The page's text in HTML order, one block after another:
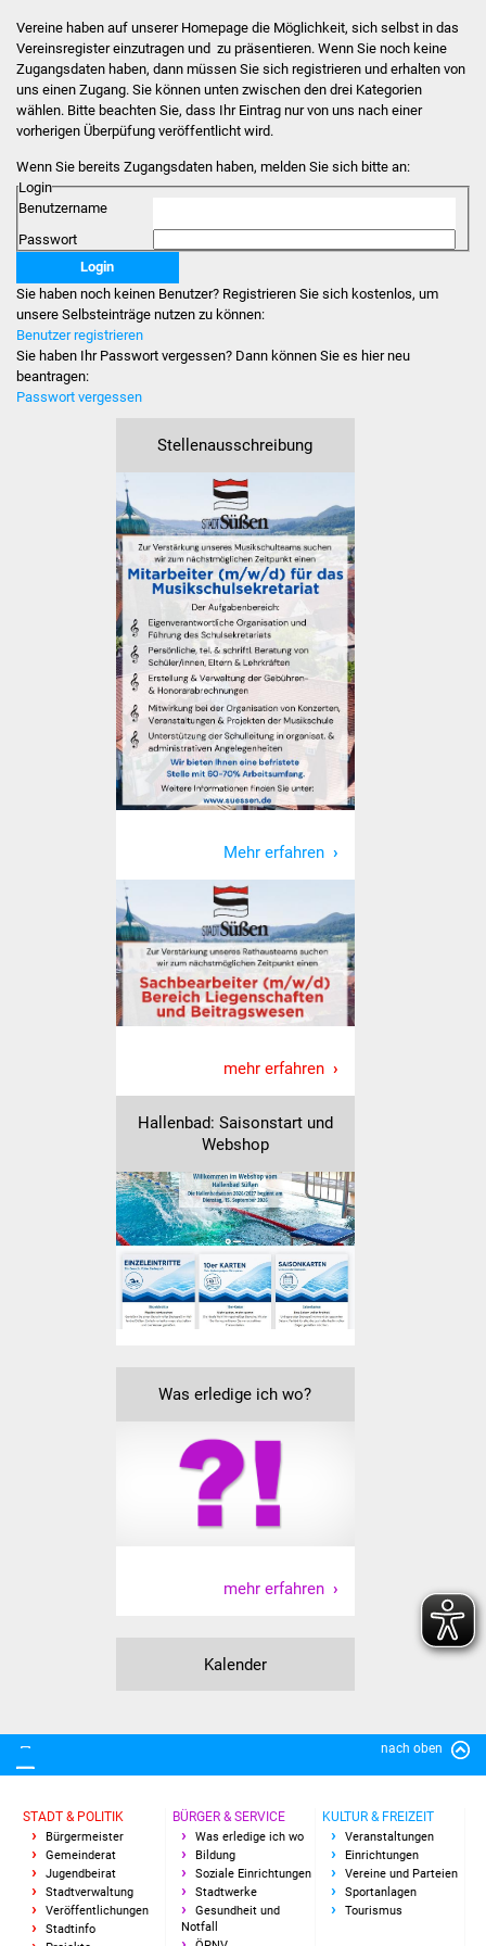
Stadtverwaltung
Ansprechpartner
Kontakt
Veröffentlichungen
Ortsrecht
Wahlen
Stadtinfo
Jubiläumsjahr 2021
Partnerstädte
Projekte
Schulentwicklung Bizet
Sanierung Hallenbad
Sanierung Bizethalle
Ortsentwicklung
Presse
Bürger & Service
Was erledige ich wo
Dienstleistungen
Lebenslagen
Bürgerinfos
Bildung
Schulen
Volkshochschule
Soziale Einrichtungen
Jugendhaus
Kinder- und
Suenergie
Vereine haben auf unserer Homepage die Möglichkeit, sich selbst in das
Vereinsregister einzutragen und zu präsentieren. Wenn Sie noch keine
Zugangsdaten haben, dann müssen Sie sich registrieren und erhalten von
uns einen Zugang. Sie können unten zwischen den drei Kategorien
wählen. Bitte beachten Sie, dass Ihr Eintrag nur von uns nach einer
vorherigen Überpüfung veröffentlicht wird.
Wenn Sie bereits Zugangsdaten haben, melden Sie sich bitte an:
Login
Benutzername
Passwort
Sie haben noch keinen Benutzer? Registrieren Sie sich kostenlos, um
unsere Selbsteinträge nutzen zu können:
Benutzer registrieren
Sie haben Ihr Passwort vergessen? Dann können Sie es hier neu
beantragen:
Passwort vergessen
Stellenausschreibung
Mehr erfahren
mehr erfahren
Hallenbad: Saisonstart und
Webshop
Was erledige ich wo?
mehr erfahren
Kalender
nach oben
STADT & POLITIK
Bürgermeister
Gemeinderat
Jugendbeirat
Stadtverwaltung
Veröffentlichungen
Stadtinfo
BÜRGER & SERVICE
Was erledige ich wo
Bildung
Soziale Einrichtungen
Stadtwerke
Gesundheit und
Notfall
KULTUR & FREIZEIT
Veranstaltungen
Einrichtungen
Vereine und Parteien
Sportanlagen
Tourismus